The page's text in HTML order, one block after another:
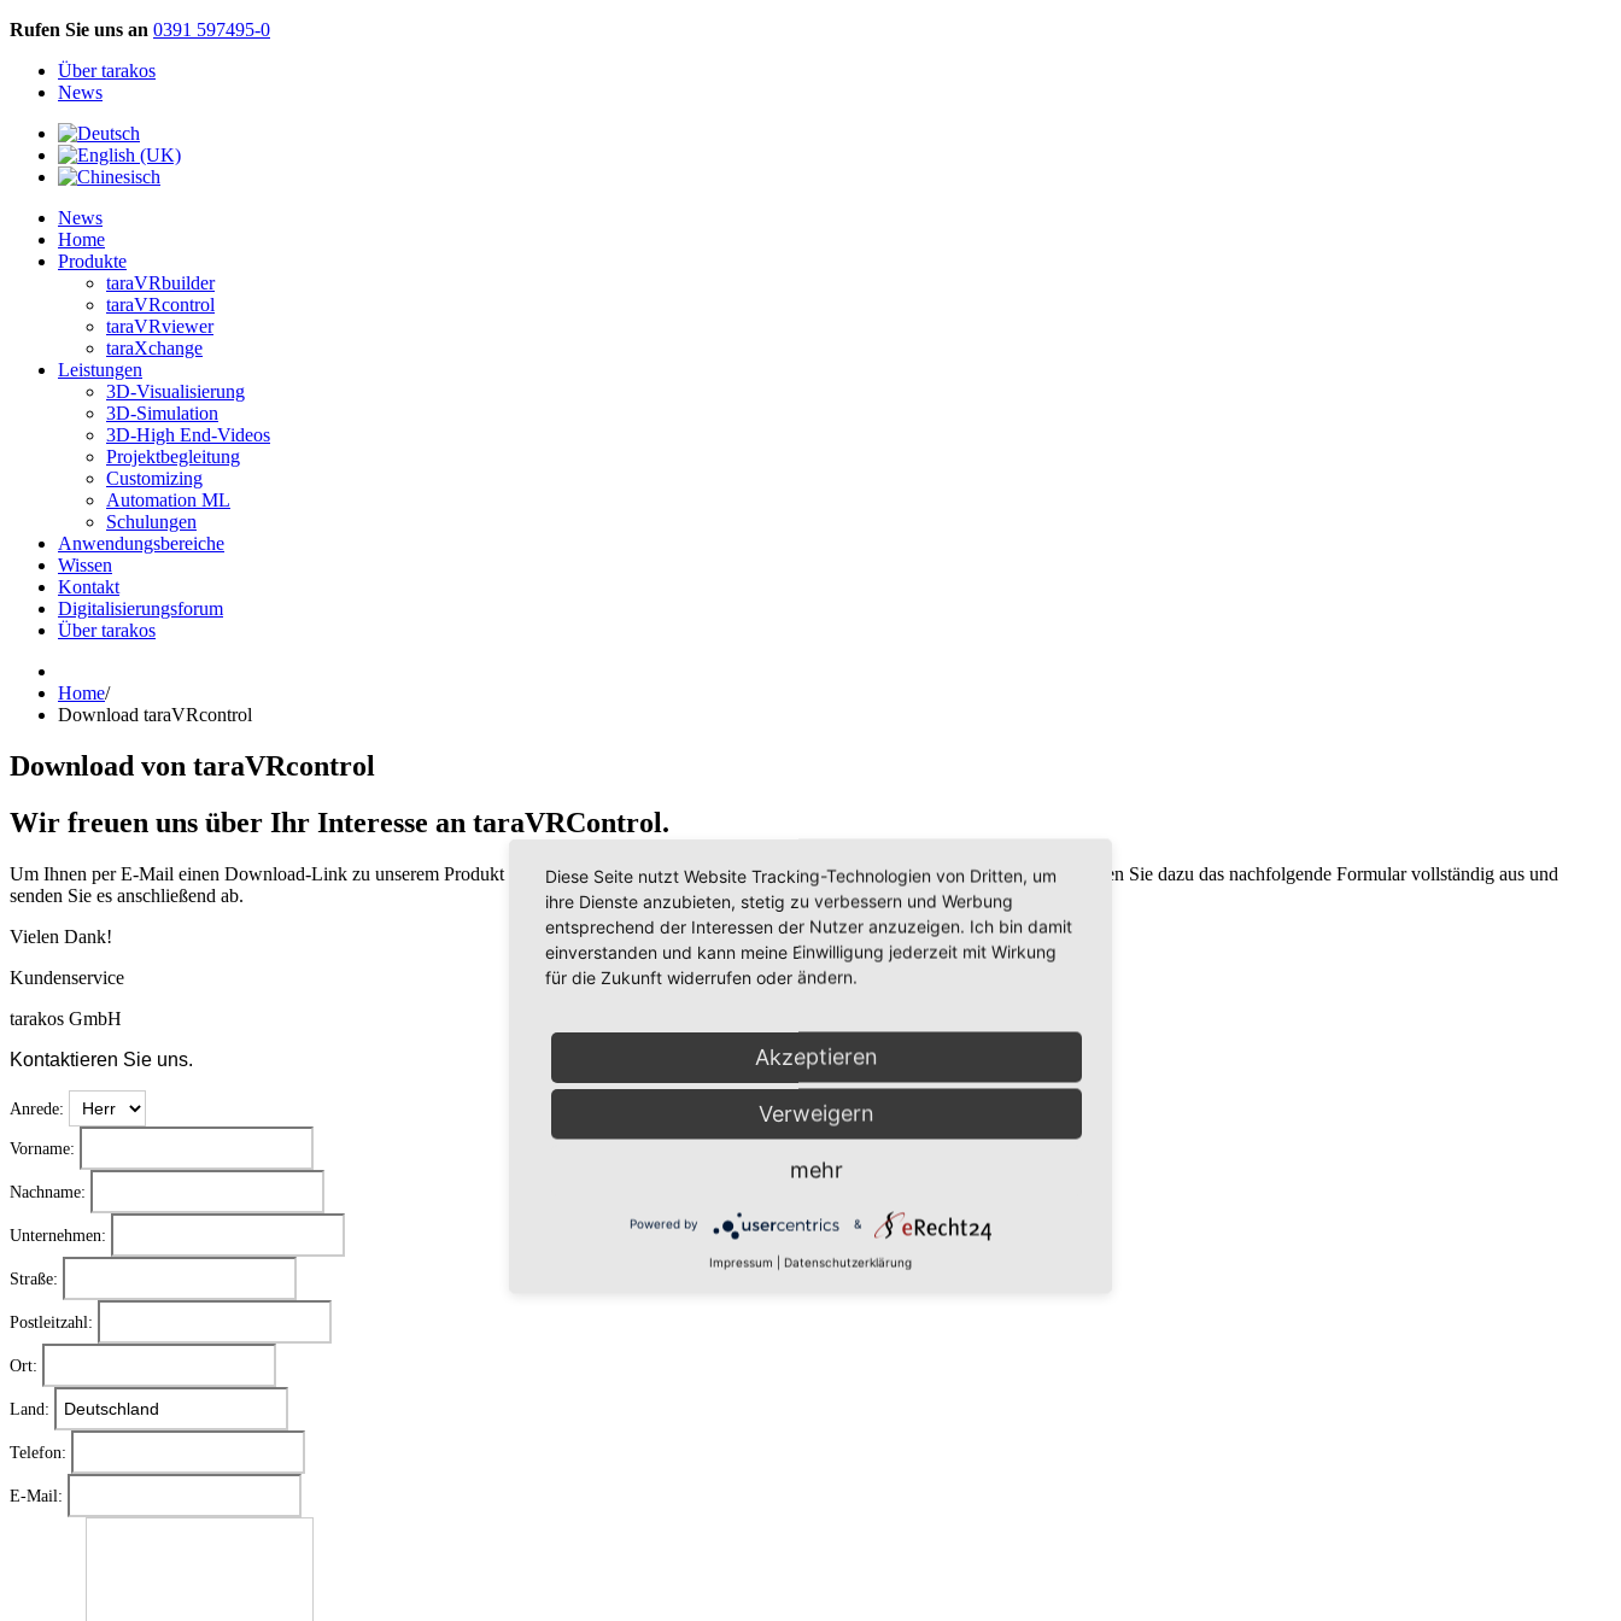
Rufen Sie uns an 0391 597495-0
Über tarakos
News
News
Home
Produkte
taraVRbuilder
taraVRcontrol
taraVRviewer
taraXchange
Leistungen
3D-Visualisierung
3D-Simulation
3D-High End-Videos
Projektbegleitung
Customizing
Automation ML
Schulungen
Anwendungsbereiche
Wissen
Kontakt
Digitalisierungsforum
Über tarakos
Home/
Download taraVRcontrol
Download von taraVRcontrol
Wir freuen uns über Ihr Interesse an taraVRControl.
Um Ihnen per E-Mail einen Download-Link zu unserem Produkt zukommen zu lassen, benötigen wir noch einige Angaben von Ihnen. Bitte füllen Sie dazu das nachfolgende Formular vollständig aus und
senden Sie es anschließend ab.
Vielen Dank!
Kundenservice
tarakos GmbH
Kontaktieren Sie uns.
Anrede
Vorname
Nachname
Unternehmen
Straße
Postleitzahl
Ort
Land
Telefon
E-Mail
Diese Seite nutzt Website Tracking-Technologien von Dritten, um
ihre Dienste anzubieten, stetig zu verbessern und Werbung
entsprechend der Interessen der Nutzer anzuzeigen. Ich bin damit
einverstanden und kann meine Einwilligung jederzeit mit Wirkung
für die Zukunft widerrufen oder ändern.
Akzeptieren
Verweigern
mehr
Powered by &
Impressum | Datenschutzerklärung